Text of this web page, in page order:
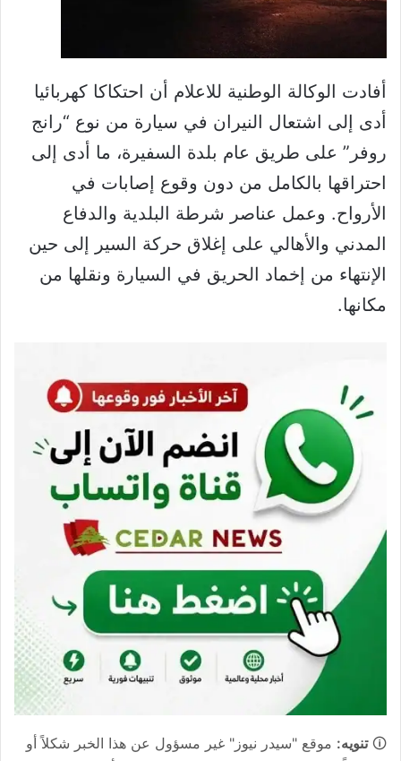
أفادت الوكالة الوطنية للاعلام أن احتكاكا كهربائيا
أدى إلى اشتعال النيران في سيارة من نوع “رانج
روفر” على طريق عام بلدة السفيرة، ما أدى إلى
احتراقها بالكامل من دون وقوع إصابات في
الأرواح. وعمل عناصر شرطة البلدية والدفاع
المدني والأهالي على إغلاق حركة السير إلى حين
الإنتهاء من إخماد الحريق في السيارة ونقلها من
مكانها.
🛈تنويه: موقع "سيدر نيوز" غير مسؤول عن هذا الخبر شكلاً أو